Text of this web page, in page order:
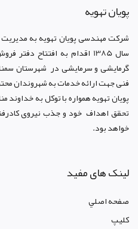
پويان تهويه
شرکت مهندسی پویان تهویهبه
سال 1385 اقدام به افتتاح
گرمایشی و سرمایشی در شهرستان
فنی جهت ارائه خدمات به شهروندان
پویان تهویه همواره با توکل به
تحقق اهداف خود و جذب نیروی
خواهد بود.
لینک های مفید
صفحه اصلي
کليپ